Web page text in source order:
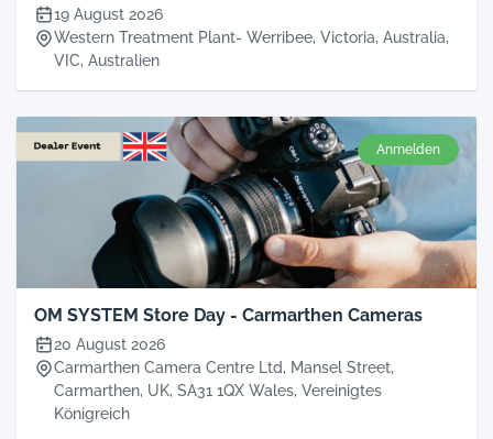
19 August 2026
Western Treatment Plant- Werribee, Victoria, Australia,
VIC, Australien
Anmelden
OM SYSTEM Store Day - Carmarthen Cameras
20 August 2026
Carmarthen Camera Centre Ltd, Mansel Street,
Carmarthen, UK, SA31 1QX Wales, Vereinigtes
Königreich